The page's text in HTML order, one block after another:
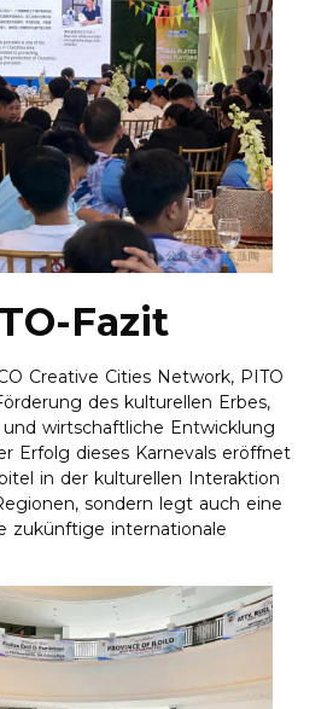
Fazit
Creative Cities Network, PITO
des kulturellen Erbes,
und wirtschaftliche Entwicklung
Erfolg dieses Karnevals eröffnet
in der kulturellen Interaktion
sondern legt auch eine
zukünftige internationale